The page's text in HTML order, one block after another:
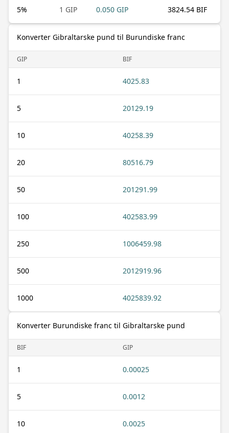
5% 1 GIP 0.050 GIP 3824.54 BIF
Konverter Gibraltarske pund til Burundiske franc
GIP BIF
1 4025.83
5 20129.19
10 40258.39
20 80516.79
50 201291.99
100 402583.99
250 1006459.98
500 2012919.96
1000 4025839.92
Konverter Burundiske franc til Gibraltarske pund
BIF GIP
1 0.00025
5 0.0012
10 0.0025